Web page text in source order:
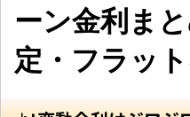
ーン金利ま
定・フラッ